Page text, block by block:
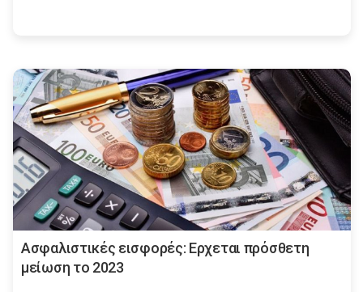
Ασφαλιστικές εισφορές: Ερχεται πρόσθετη
μείωση το 2023